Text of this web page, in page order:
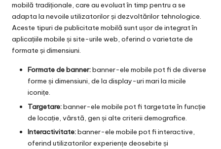
mobilă tradiționale, care au evoluat în timp pentru a se
adapta la nevoile utilizatorilor și dezvoltărilor tehnologice.
Aceste tipuri de publicitate mobilă sunt ușor de integrat în
aplicațiile mobile și site-urile web, oferind o varietate de
formate și dimensiuni.
Formate de banner:banner-ele mobile pot fi de diverse
forme și dimensiuni, de la display-uri mari la micile
iconițe.
Targetare:banner-ele mobile pot fi targetate în funcție
de locație, vârstă, gen și alte criterii demografice.
Interactivitate:banner-ele mobile pot fi interactive,
oferind utilizatorilor experiențe deosebite și